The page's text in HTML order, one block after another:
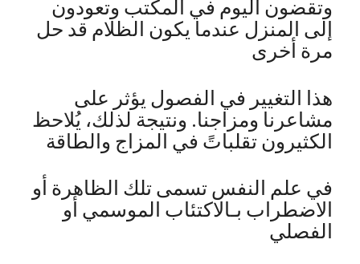
وتقضون اليوم في المكتب وتعودون
إلى المنزل عندما يكون الظلام قد حل
مرة أخرى
هذا التغيير في الفصول يؤثر على
مشاعرنا ومزاجنا. ونتيجة لذلك، يُلاحظ
الكثيرون تقلباتً في المزاج والطاقة
في علم النفس تسمى تلك الظاهرة أو
الاضطراب بـالاكتئاب الموسمي أو
الفصلي